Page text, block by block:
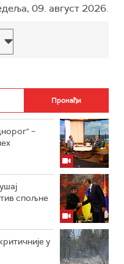
09. август 2026.
–
спољне
у